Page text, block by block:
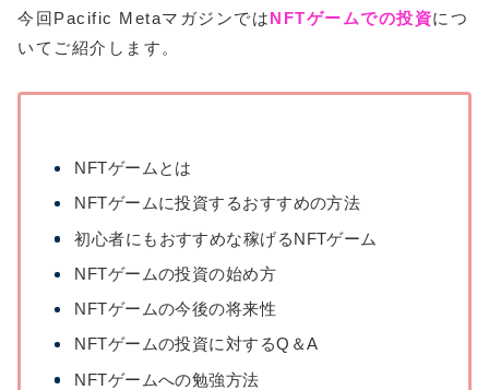
今回Pacific MetaマガジンではNFTゲームでの投資につ
いてご紹介します。
NFTゲームとは
NFTゲームに投資するおすすめの方法
初心者にもおすすめな稼げるNFTゲーム
NFTゲームの投資の始め方
NFTゲームの今後の将来性
NFTゲームの投資に対するQ＆A
NFTゲームへの勉強方法